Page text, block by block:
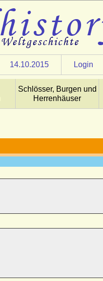
14.10.2015 Login
Schlösser, Burgen und
Herrenhäuser